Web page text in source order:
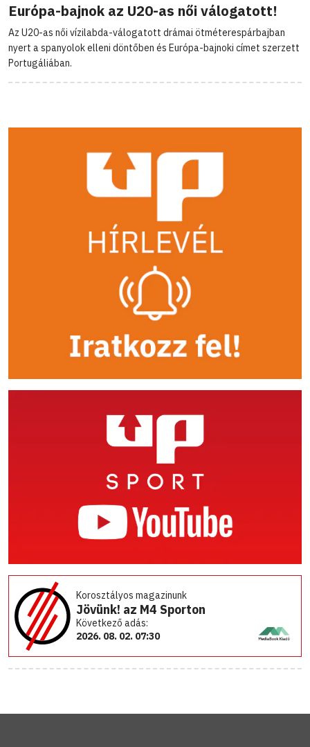
Európa-bajnok az U20-as női válogatott!
Az U20-as női vízilabda-válogatott drámai ötméterespárbajban
nyert a spanyolok elleni döntőben és Európa-bajnoki címet szerzett
Portugáliában.
Korosztályos magazinunk
Jövünk! az M4 Sporton
Következő adás:
2026. 08. 02. 07:30